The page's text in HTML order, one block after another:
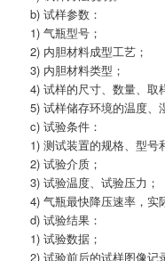
b) 试样参数：
1) 气瓶型号；
2) 内胆材料成型工艺；
3) 内胆材料类型；
4) 试样的尺寸、数量、取
5) 试样储存环境的温度、
c) 试验条件：
1) 测试装置的规格、型号
2) 试验介质；
3) 试验温度、试验压力；
4) 气瓶最快降压速率，实
d) 试验结果：
1) 试验数据；
2) 试验前后的试样图像记